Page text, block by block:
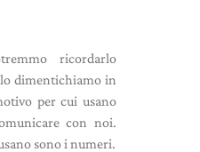
ricordarlo
lo dimentichiamo in
per cui usano
con noi.
sono i numeri.